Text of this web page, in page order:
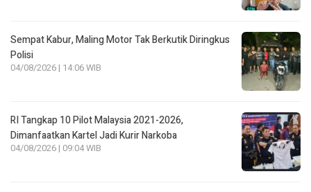
Sempat Kabur, Maling Motor Tak Berkutik Diringkus
Polisi
04/08/2026 | 14:06 WIB
RI Tangkap 10 Pilot Malaysia 2021-2026,
Dimanfaatkan Kartel Jadi Kurir Narkoba
04/08/2026 | 09:04 WIB